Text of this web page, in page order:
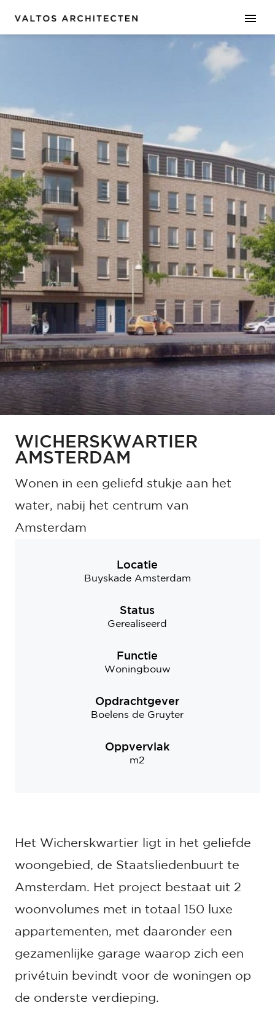
WICHERSKWARTIER
AMSTERDAM
Wonen in een geliefd stukje aan het
water, nabij het centrum van
Amsterdam
Locatie
Buyskade Amsterdam
Status
Gerealiseerd
Functie
Woningbouw
Opdrachtgever
Boelens de Gruyter
Oppvervlak
m2
Het Wicherskwartier ligt in het geliefde
woongebied, de Staatsliedenbuurt te
Amsterdam. Het project bestaat uit 2
woonvolumes met in totaal 150 luxe
appartementen, met daaronder een
gezamenlijke garage waarop zich een
privétuin bevindt voor de woningen op
de onderste verdieping.